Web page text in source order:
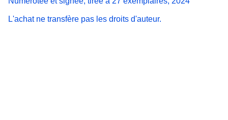
L'achat ne transfère pas les droits d'auteur.